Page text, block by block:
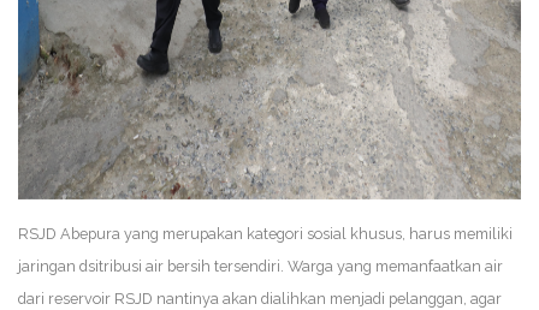
RSJD Abepura yang merupakan kategori sosial khusus, harus memiliki
jaringan dsitribusi air bersih tersendiri. Warga yang memanfaatkan air
dari reservoir RSJD nantinya akan dialihkan menjadi pelanggan, agar